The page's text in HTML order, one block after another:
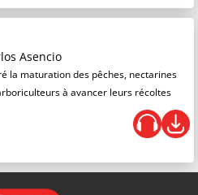
Asencio
la maturation des pêches, nectarines
à avancer leurs récoltes